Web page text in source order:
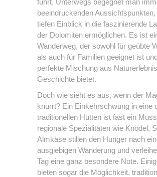
führt. Unterwegs begegnet man
beeindruckenden Aussichtspunkten,
tiefen Einblick in die faszinierende
der Dolomiten ermöglichen. Es ist
Wanderweg, der sowohl für geübte
als auch für Familien geeignet ist
perfekte Mischung aus
Geschichte bietet.
Doch wie sieht es aus, wenn der
knurrt? Ein Einkehrschwung in eine
traditionellen Hütten ist fast ein
regionale Spezialitäten wie Knödel,
Almkäse stillen den Hunger nach
ausgiebigen Wanderung und
Tag eine ganz besondere Note.
bieten sogar die Möglichkeit,